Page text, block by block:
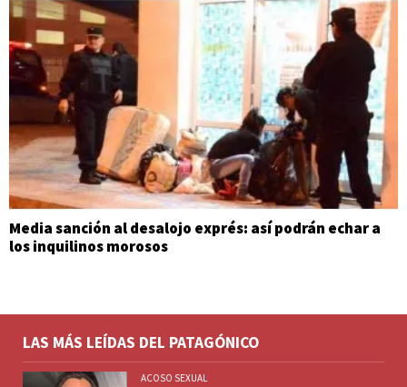
Media sanción al desalojo exprés: así podrán echar a
los inquilinos morosos
LAS MÁS LEÍDAS DEL PATAGÓNICO
ACOSO SEXUAL